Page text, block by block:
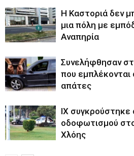
Η Καστοριά δεν
μια πόλη με
Αναπηρία
Συνελήφθησαν
που
απάτες
ΙΧ συγκρούστηκε
οδοφωτισμού
Χλόης